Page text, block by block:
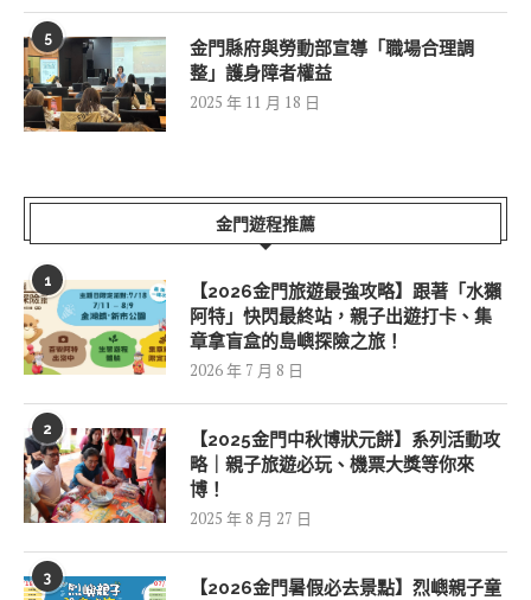
5
金門縣府與勞動部宣導「職場合理調
整」護身障者權益
2025 年 11 月 18 日
金門遊程推薦
1
【2026金門旅遊最強攻略】跟著「水獺
阿特」快閃最終站，親子出遊打卡、集
章拿盲盒的島嶼探險之旅！
2026 年 7 月 8 日
2
【2025金門中秋博狀元餅】系列活動攻
略｜親子旅遊必玩、機票大獎等你來
博！
2025 年 8 月 27 日
3
【2026金門暑假必去景點】烈嶼親子童